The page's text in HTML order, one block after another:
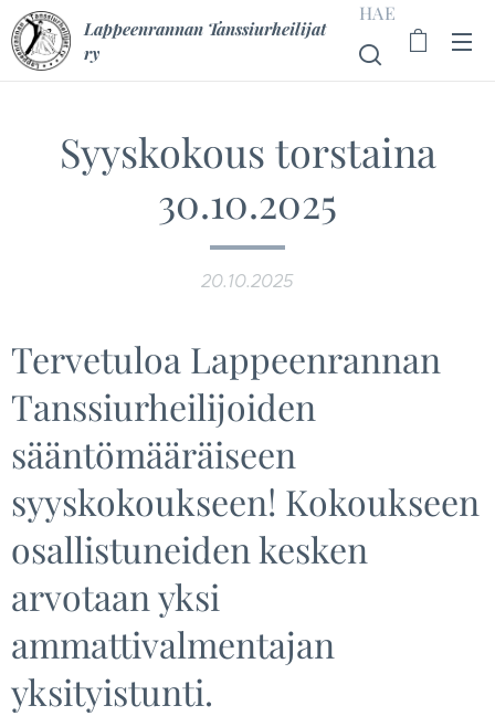
Lappeenrannan Tanssiurheilijat
ry
HAE
Syyskokous torstaina
30.10.2025
20.10.2025
Tervetuloa Lappeenrannan
Tanssiurheilijoiden
sääntömääräiseen
syyskokoukseen! Kokoukseen
osallistuneiden kesken
arvotaan yksi
ammattivalmentajan
yksityistunti.